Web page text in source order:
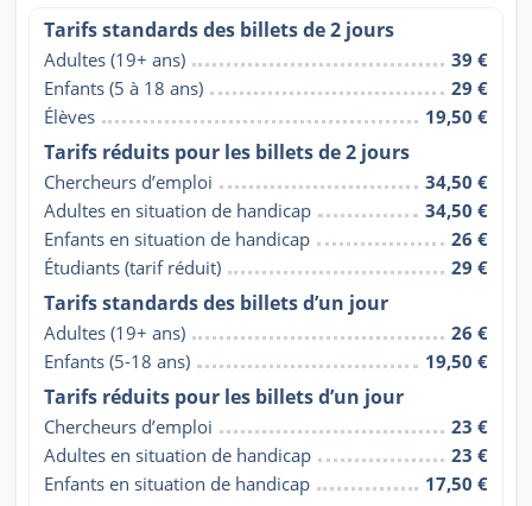
Tarifs standards des billets de 2 jours
Adultes (19+ ans)
39 €
Enfants (5 à 18 ans)
29 €
Élèves
19,50 €
Tarifs réduits pour les billets de 2 jours
Chercheurs d’emploi
34,50 €
Adultes en situation de handicap
34,50 €
Enfants en situation de handicap
26 €
Étudiants (tarif réduit)
29 €
Tarifs standards des billets d’un jour
Adultes (19+ ans)
26 €
Enfants (5-18 ans)
19,50 €
Tarifs réduits pour les billets d’un jour
Chercheurs d’emploi
23 €
Adultes en situation de handicap
23 €
Enfants en situation de handicap
17,50 €